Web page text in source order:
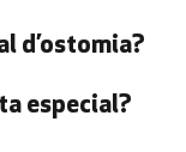
d’ostomia?
especial?